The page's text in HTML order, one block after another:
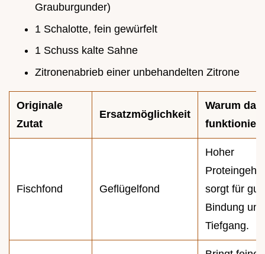
Grauburgunder)
1 Schalotte, fein gewürfelt
1 Schuss kalte Sahne
Zitronenabrieb einer unbehandelten Zitrone
Originale
Zutat
Ersatzmöglichkeit
Warum das
funktioniert
Fischfond Geflügelfond
Hoher
sorgt für
Bindung und
Tiefgang.